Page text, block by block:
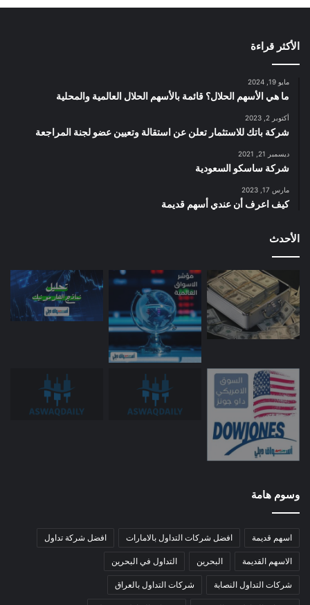
الأكثر قراءة
مايو 19, 2024
ما هي الأسهم الحلال؟ قائمة بالأسهم الحلال العالمية والمحلية
أكتوبر 2, 2023
شركة باتك للاستثمار تعلن عن استقالة وتعيين عضو لجنة المراجعة
ديسمبر 21, 2021
شركة ساسكو السعودية
مارس 17, 2023
كيف اعرف أن عندي أسهم قديمة
الأحدث
وسوم هامة
اسهم قديمة افضل شركات التداول بالامارات افضل شركة تداول
الاسهم القديمة البحرين التداول في البحرين
شركات التداول النصابة شركات التداول بالعراق